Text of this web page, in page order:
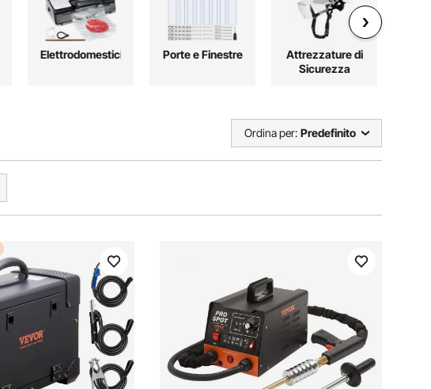
Elettrodomestici Porte e Finestre
Attrezzature di
Sicurezza
Ordina per: Predefinito